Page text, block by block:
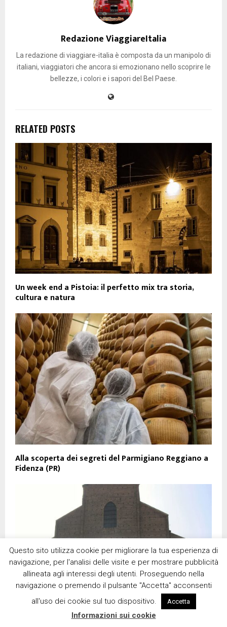
Redazione ViaggiareItalia
La redazione di viaggiare-italia è composta da un manipolo di
italiani, viaggiatori che ancora si emozionano nello scoprire le
bellezze, i colori e i sapori del Bel Paese.
RELATED POSTS
Un week end a Pistoia: il perfetto mix tra storia,
cultura e natura
Alla scoperta dei segreti del Parmigiano Reggiano a
Fidenza (PR)
Questo sito utilizza cookie per migliorare la tua esperienza di
navigazione, per l'analisi delle visite e per mostrare pubblicità
allineata agli interessi degli utenti. Proseguendo nella
navigazione o premendo il pulsante "Accetta" acconsenti
all'uso dei cookie sul tuo dispositivo.
Accetta
Informazioni sui cookie